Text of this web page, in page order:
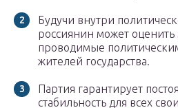
Будучи внутри
россиянин может
проводимые
жителей государства.
Партия гарантирует
стабильность для всех